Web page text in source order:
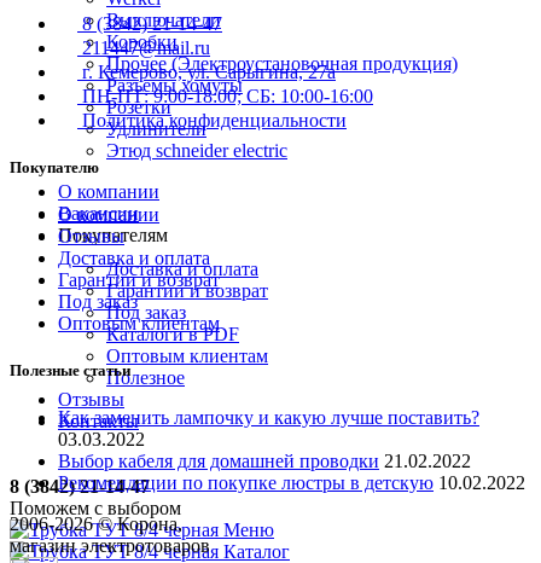
Выключатели
Коробки
Прочее (Электроустановочная продукция)
Разъемы хомуты
Розетки
Удлинители
Этюд schneider electric
О компании
Вакансии
Покупателям
Доставка и оплата
Гарантии и возврат
Под заказ
Каталоги в PDF
Оптовым клиентам
Полезное
Отзывы
Контакты
8 (3842) 21-14-47
Поможем с выбором
Меню
Каталог
8 (3842) 21-14-47
211447@mail.ru
г. Кемерово, ул. Сарыгина, 27а
ПН-ПТ: 9:00-18:00; СБ: 10:00-16:00
Политика конфиденциальности
Покупателю
О компании
Отзывы
Доставка и оплата
Гарантии и возврат
Под заказ
Оптовым клиентам
Полезные статьи
Как заменить лампочку и какую лучше поставить?
03.03.2022
Выбор кабеля для домашней проводки 21.02.2022
Рекомендации по покупке люстры в детскую 10.02.2022
2006-2026© Корона,
магазин электротоваров